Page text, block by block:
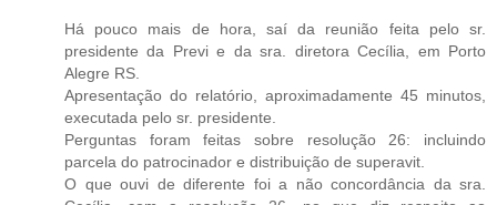
Há pouco mais de hora, saí da reunião feita pelo sr.
presidente da Previ e da sra. diretora Cecília, em Porto
Alegre RS.
Apresentação do relatório, aproximadamente 45 minutos,
executada pelo sr. presidente.
Perguntas foram feitas sobre resolução 26: incluindo
parcela do patrocinador e distribuição de superavit.
O que ouvi de diferente foi a não concordância da sra.